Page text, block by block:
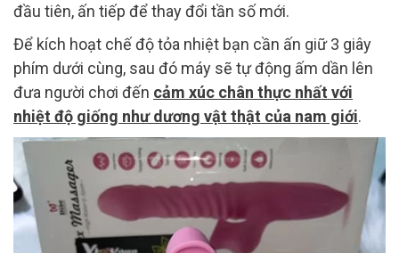
đầu tiên, ấn tiếp để thay đổi tần số mới.
Để kích hoạt chế độ tỏa nhiệt bạn cần ấn giữ 3 giây
phím dưới cùng, sau đó máy sẽ tự động ấm dần lên
đưa người chơi đến cảm xúc chân thực nhất với
nhiệt độ giống như dương vật thật của nam giới.